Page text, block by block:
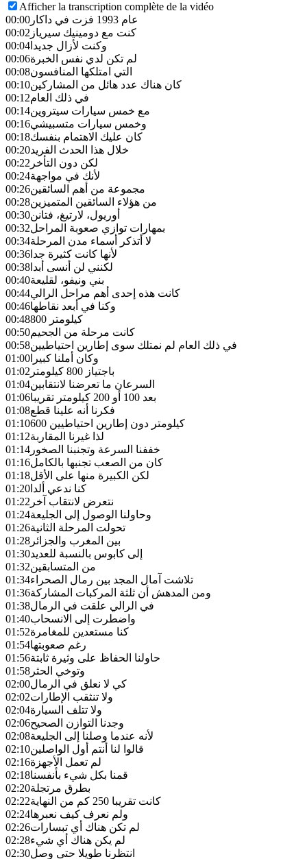
Afficher la transcription complète de la vidéo
00:00
عام 1993 فزت في داكار
00:02 كنت مع دومينيك سيرياز
00:04 وكنت لأزال جديدا
00:06لم تكن لدي نفس الخبرة
00:08التي امتلكها المنافسون
00:10كان هناك عدد هائل من المشاركين
00:12في ذلك العام
00:14مع خمس سيارات سيتروين
00:16وخمس سيارات متسبيشي
00:18كان عليك الاهتمام بنفسك
00:20خلال هذا الحدث الفريد
00:22 لكن دون التأخر
00:24لأنك في مواجهة
00:26مجموعة من أهم السائقين
00:28من هؤلاء السائقين المتميزين
00:30أوريول، لارتيغ، فتانن
00:32بمهارات توازي صعوبة المراحل
00:34لا أتذكر أسماء مدن المرحلة
00:36 لأنها كانت كثيرة جدا
00:38 لكنني لن أنسى أبدا
00:40بني ونيفو، لقليعة
00:44كانت هذه إحدى أهم مراحل الرالي
00:46وكنا في أبعد نقاطها
00:48
800 كيلومتر
00:50كانت مرحلة من الجحيم
00:58في ذلك العام لم نمتلك سوى إطارين احتياطيين
01:00 وكان أملنا كبيرا
01:02
باجتياز 800 كيلومتر
01:04السرعان ما تعرضنا لانتقابين
01:06
بعد 100 أو 200 كيلومتر تقريبا
01:08فكرنا أنه علينا قطع
01:10
600 كيلومتر دون إطارين احتياطيين
01:12لذا غيرنا المقاربة
01:14 خففنا السرعة وتجنبنا الصخور
01:16كان من الصعب تجنبها بالكامل
01:18لكن الكبيرة منها على الأقل
01:20 كنا ندعي ألدا
01:22 نتعرض لانتقاب آخر
01:24وحاولنا الوصول إلى الجليعة
01:26تحولت المرحلة الثانية
01:28 بين المغرب والجزائر
01:30إلى كابوس بالنسبة للعديد
01:32من المتسابقين
01:34تلاشت آمال المجد بين رمال الصحراء
01:36ومن المدهش أن ثلثة المركبات المشاركة
01:38في الرالي علقت في الرمال
01:40واضطرت إلى الانسحاب
01:52كنا مستعدين للمغامرة
01:54رغم صعوبتها
01:56حاولنا الحفاظ على وثيرة ثابتة
01:58 وتوخي الحثر
02:00كي لا نعلق في الرمال
02:02ولا تنثقب الإطارات
02:04ولا تتلف السيارة
02:06وجدنا التوازن الصحيح
02:08لأنه عندما وصلنا إلى الجليعة
02:10قالوا لنا أنتم أول الواصلين
02:16لم تعمل الأجهزة
02:18قمنا بكل شيء بأنفسنا
02:20بطرق مرتجلة
02:22
كانت تقريبا 250 كم من النهاية
02:24ولم نعرف كيف نعبرها
02:26لم تكن هناك أي تبسارات
02:28لم يكن هناك أي شيء
02:30انتظرنا طويلا حتى وصل